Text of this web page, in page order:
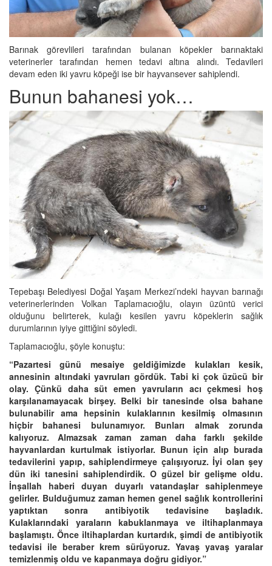
Barınak görevlileri tarafından bulanan köpekler barınaktaki
veterinerler tarafından hemen tedavi altına alındı. Tedavileri
devam eden iki yavru köpeği ise bir hayvansever sahiplendi.
Bunun bahanesi yok…
Tepebaşı Belediyesi Doğal Yaşam Merkezi’ndeki hayvan barınağı
veterinerlerinden Volkan Taplamacıoğlu, olayın üzüntü verici
olduğunu belirterek, kulağı kesilen yavru köpeklerin sağlık
durumlarının iyiye gittiğini söyledi.
Taplamacıoğlu, şöyle konuştu:
“Pazartesi günü mesaiye geldiğimizde kulakları kesik,
annesinin altındaki yavruları gördük. Tabi ki çok üzücü bir
olay. Çünkü daha süt emen yavruların acı çekmesi hoş
karşılanamayacak birşey. Belki bir tanesinde olsa bahane
bulunabilir ama hepsinin kulaklarının kesilmiş olmasının
hiçbir bahanesi bulunamıyor. Bunları almak zorunda
kalıyoruz. Almazsak zaman zaman daha farklı şekilde
hayvanlardan kurtulmak istiyorlar. Bunun için alıp burada
tedavilerini yapıp, sahiplendirmeye çalışıyoruz. İyi olan şey
dün iki tanesini sahiplendirdik. O güzel bir gelişme oldu.
İnşallah haberi duyan duyarlı vatandaşlar sahiplenmeye
gelirler. Bulduğumuz zaman hemen genel sağlık kontrollerini
yaptıktan sonra antibiyotik tedavisine başladık.
Kulaklarındaki yaraların kabuklanmaya ve iltihaplanmaya
başlamıştı. Önce iltihaplardan kurtardık, şimdi de antibiyotik
tedavisi ile beraber krem sürüyoruz. Yavaş yavaş yaralar
temizlenmiş oldu ve kapanmaya doğru gidiyor.”